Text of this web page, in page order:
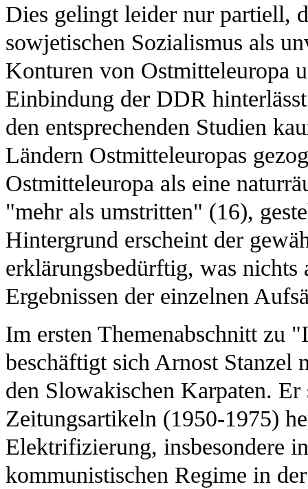
Dies gelingt leider nur partiell,
sowjetischen Sozialismus als
Konturen von Ostmitteleuropa
Einbindung der DDR
den entsprechenden Studien
Ländern Ostmitteleuropas
Ostmitteleuropa als eine
"mehr als umstritten" (16),
Hintergrund erscheint der
erklärungsbedürftig, was
Ergebnissen der einzelnen
Im ersten Themenabschnitt zu
beschäftigt sich Arnost Stanzel
den Slowakischen Karpaten.
Zeitungsartikeln (1950-1975)
Elektrifizierung, insbesondere
kommunistischen Regime in